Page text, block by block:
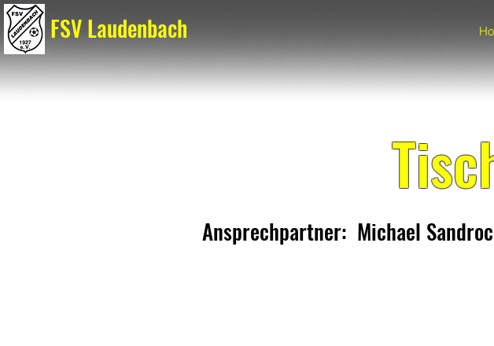
FSV Laudenbach
Ansprechpartner: Michael